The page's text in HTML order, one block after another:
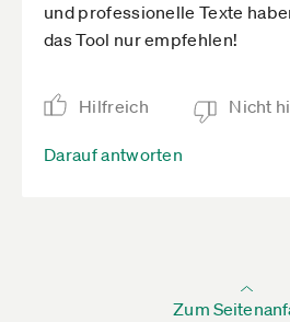
und professionelle Texte
das Tool nur empfehlen!
Hilfreich Nicht
Darauf antworten
Zum